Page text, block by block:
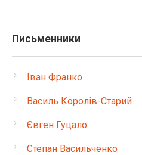
Письменники
Іван Франко
Василь Королів-Старий
Євген Гуцало
Степан Васильченко